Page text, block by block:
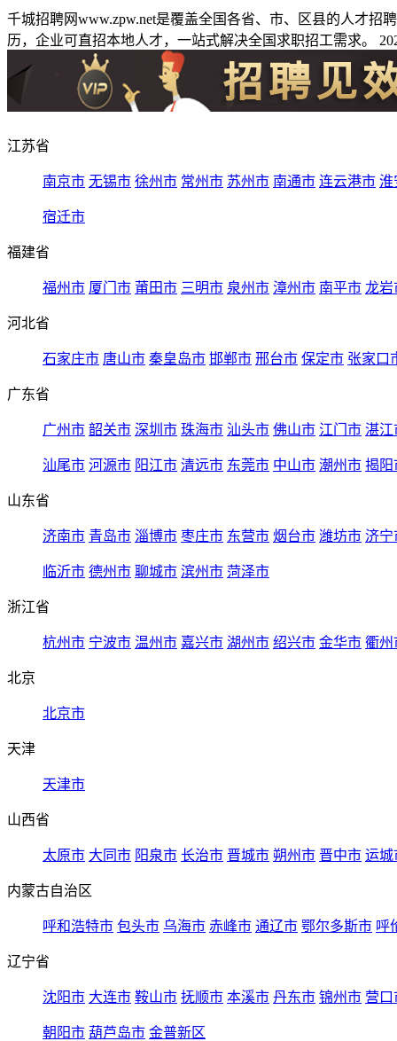
千城招聘网www.zpw.net是覆盖全国各省、市、区县的人才
历，企业可直招本地人才，一站式解决全国求职招工需求。
江苏省
南京市 无锡市 徐州市 常州市 苏州市 南通市 连云港市 淮
宿迁市
福建省
福州市 厦门市 莆田市 三明市 泉州市 漳州市 南平市 龙岩
河北省
石家庄市 唐山市 秦皇岛市 邯郸市 邢台市 保定市 张家口
广东省
广州市 韶关市 深圳市 珠海市 汕头市 佛山市 江门市 湛江
汕尾市 河源市 阳江市 清远市 东莞市 中山市 潮州市 揭阳
山东省
济南市 青岛市 淄博市 枣庄市 东营市 烟台市 潍坊市 济宁
临沂市 德州市 聊城市 滨州市 菏泽市
浙江省
杭州市 宁波市 温州市 嘉兴市 湖州市 绍兴市 金华市 衢州
北京
北京市
天津
天津市
山西省
太原市 大同市 阳泉市 长治市 晋城市 朔州市 晋中市 运城
内蒙古自治区
呼和浩特市 包头市 乌海市 赤峰市 通辽市 鄂尔多斯市 呼
辽宁省
沈阳市 大连市 鞍山市 抚顺市 本溪市 丹东市 锦州市 营口
朝阳市 葫芦岛市 金普新区